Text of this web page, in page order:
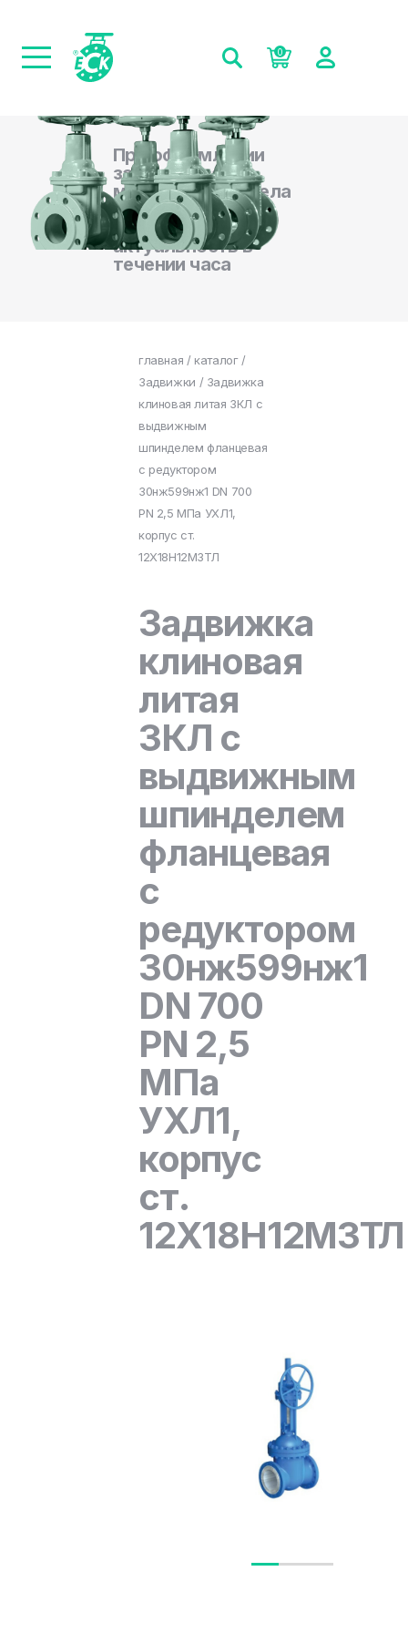
0
При оформлении
заказа на сайте,
менеджеры отдела
продаж
подтверждают
актуальность в
течении часа
главная / каталог/
Задвижки / Задвижка
клиновая литая ЗКЛ с
выдвижным
шпинделем фланцевая
с редуктором
30нж599нж1 DN 700
PN 2,5 МПа УХЛ1,
корпус ст.
12Х18Н12М3ТЛ
Задвижка
клиновая
литая
ЗКЛ с
выдвижным
шпинделем
фланцевая
с
редуктором
30нж599нж1
DN 700
PN 2,5
МПа
УХЛ1,
корпус
ст.
12Х18Н12М3ТЛ